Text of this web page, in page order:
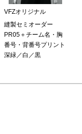
VFZオリジナル
縫製セミオーダー
PR05＋チーム名・胸
番号・背番号プリント
深緑／白／黒